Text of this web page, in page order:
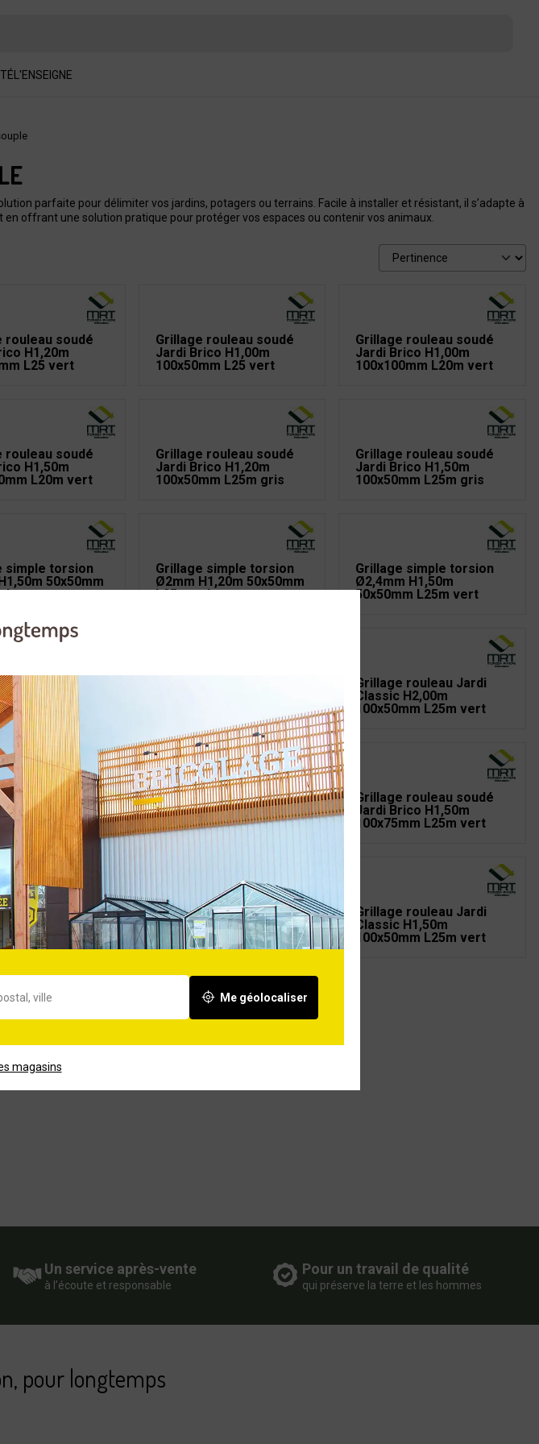
L'ENSEIGNE
parfaite pour délimiter vos jardins, potagers ou terrains. Facile à installer et résistant, il s’adapte à
offrant une solution pratique pour protéger vos espaces ou contenir vos animaux.
rouleau soudé
H1,20m
L25 vert
Grillage rouleau soudé
Jardi Brico H1,00m
100x50mm L25 vert
Grillage rouleau soudé
Jardi Brico H1,00m
100x100mm L20m vert
rouleau soudé
H1,50m
L20m vert
Grillage rouleau soudé
Jardi Brico H1,20m
100x50mm L25m gris
Grillage rouleau soudé
Jardi Brico H1,50m
100x50mm L25m gris
simple torsion
50x50mm
Grillage simple torsion
Ø2mm H1,20m 50x50mm
L25m galva
Grillage simple torsion
Ø2,4mm H1,50m
50x50mm L25m vert
rouleau soudé
H1,80m
L25 vert
Grillage rouleau Jardi
Classic H2,00m
100x50mm L25m vert
simple torsion
50x50mm
Grillage rouleau soudé
Jardi Brico H1,00m
100x75mm L25m vert
Grillage rouleau soudé
Jardi Brico H1,50m
100x75mm L25m vert
simple torsion
50x50mm
Grillage rouleau soudé
Jardi Brico H0,80m
100x50mm L25m vert
Grillage rouleau Jardi
Classic H1,50m
100x50mm L25m vert
Un service après-vente
à l’écoute et responsable
Pour un travail de qualité
qui préserve la terre et les hommes
pour longtemps
Me géolocaliser
magasins